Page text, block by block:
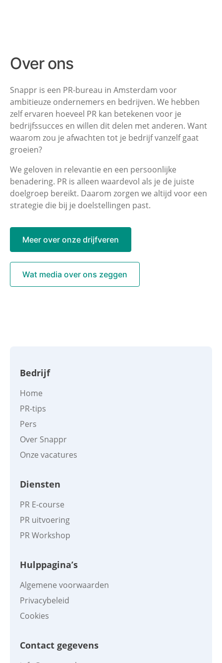
Over ons
Snappr is een PR-bureau in Amsterdam voor
ambitieuze ondernemers en bedrijven. We hebben
zelf ervaren hoeveel PR kan betekenen voor je
bedrijfssucces en willen dit delen met anderen. Want
waarom zou je afwachten tot je bedrijf vanzelf gaat
groeien?
We geloven in relevantie en een persoonlijke
benadering. PR is alleen waardevol als je de juiste
doelgroep bereikt. Daarom zorgen we altijd voor een
strategie die bij je doelstellingen past.
Meer over onze drijfveren
Wat media over ons zeggen
Bedrijf
Home
PR-tips
Pers
Over Snappr
Onze vacatures
Diensten
PR E-course
PR uitvoering
PR Workshop
Hulppagina’s
Algemene voorwaarden
Privacybeleid
Cookies
Contact gegevens